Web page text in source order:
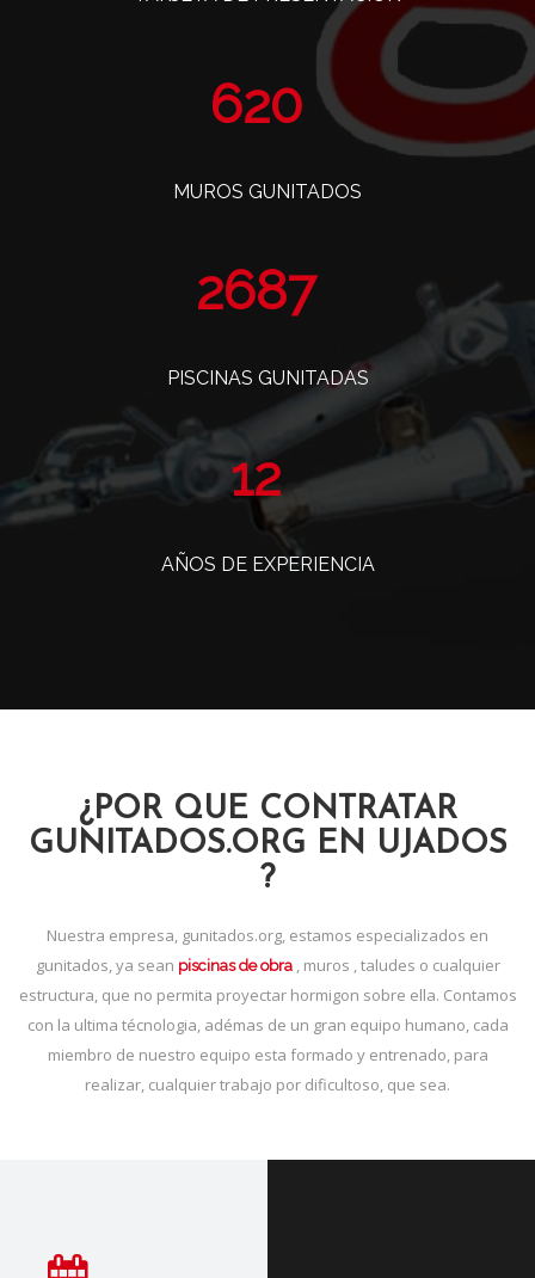
760
MUROS GUNITADOS
3295
PISCINAS GUNITADAS
14
AÑOS DE EXPERIENCIA
¿POR QUE CONTRATAR
GUNITADOS.ORG EN UJADOS
?
Nuestra empresa, gunitados.org, estamos especializados en
gunitados, ya sean piscinas de obra, muros , taludes o cualquier
estructura, que no permita proyectar hormigon sobre ella. Contamos
con la ultima técnologia, adémas de un gran equipo humano, cada
miembro de nuestro equipo esta formado y entrenado, para
realizar, cualquier trabajo por dificultoso, que sea.